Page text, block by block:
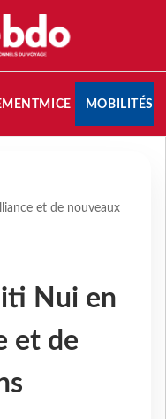
MICE MOBILITÉS
et de nouveaux
Nui en
et de